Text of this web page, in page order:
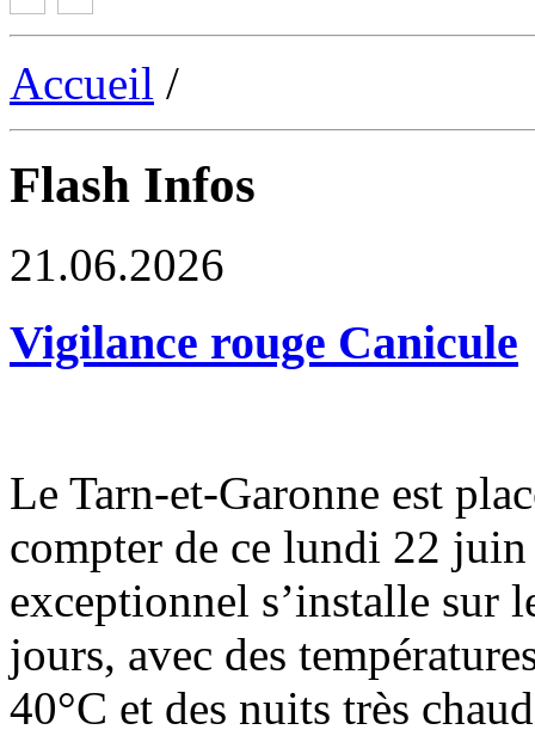
Accueil /
Flash Infos
21.06.2026
Vigilance rouge Canicule
Le Tarn-et-Garonne est
compter de ce lundi 22
exceptionnel s’installe sur
jours, avec des
40°C et des nuits très